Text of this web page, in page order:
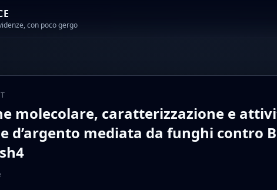
con poco gergo
molecolare, caratterizzazione e
d’argento mediata da funghi contro